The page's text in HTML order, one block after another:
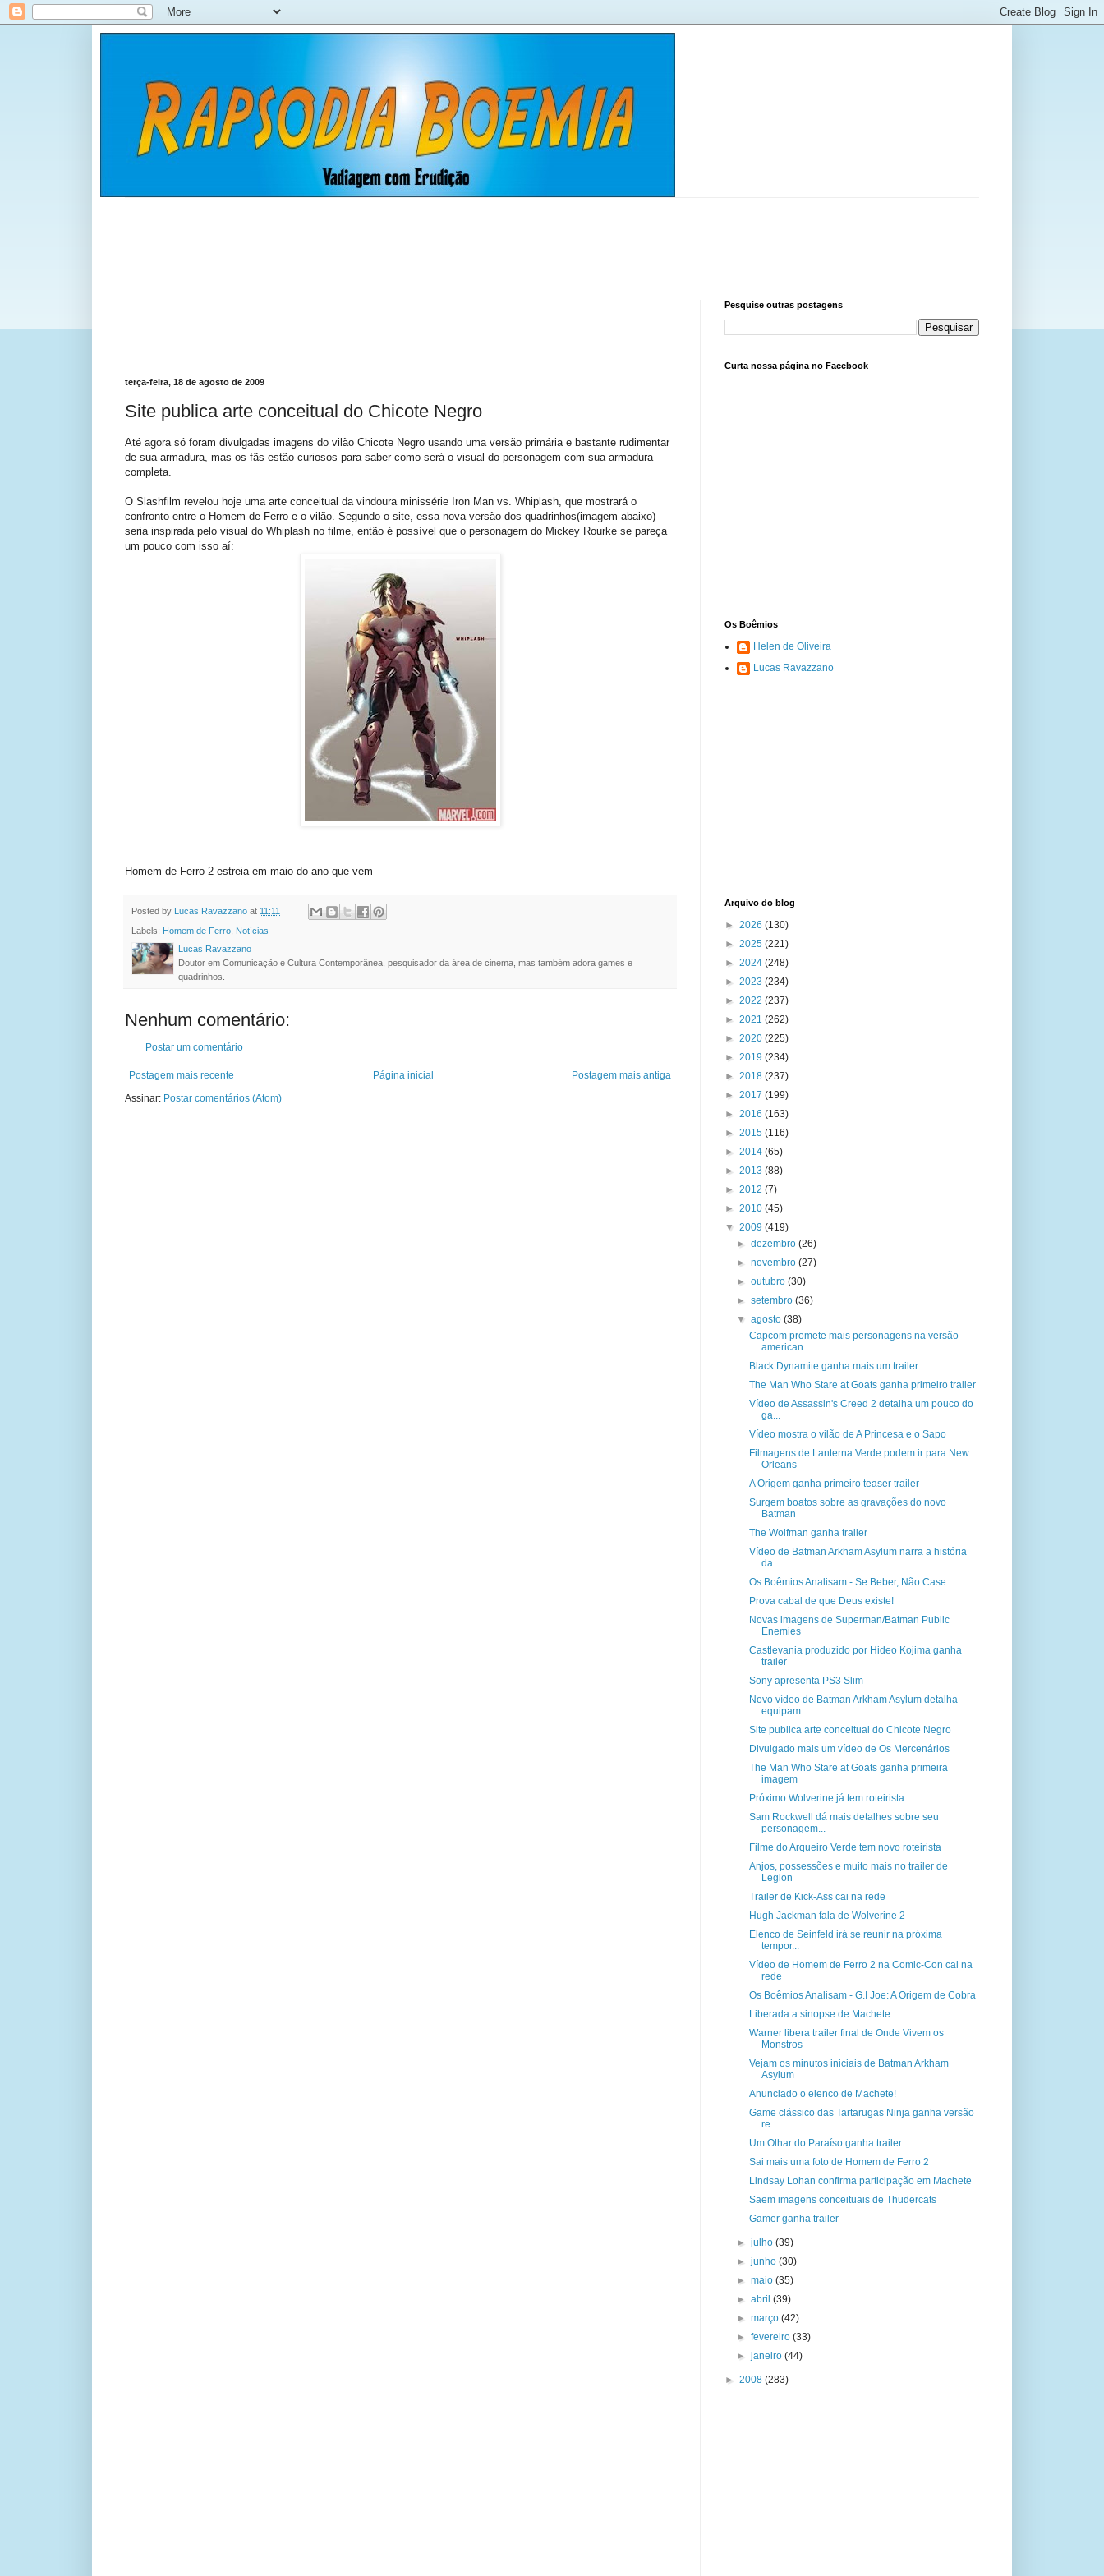
terça-feira, 18 de agosto de 2009
Site publica arte conceitual do Chicote Negro
Até agora só foram divulgadas imagens do vilão Chicote Negro usando uma versão primária e bastante rudimentar
de sua armadura, mas os fãs estão curiosos para saber como será o visual do personagem com sua armadura
completa.
O Slashfilm revelou hoje uma arte conceitual da vindoura minissérie Iron Man vs. Whiplash, que mostrará o
confronto entre o Homem de Ferro e o vilão. Segundo o site, essa nova versão dos quadrinhos(imagem abaixo)
seria inspirada pelo visual do Whiplash no filme, então é possível que o personagem do Mickey Rourke se pareça
um pouco com isso aí:
Homem de Ferro 2 estreia em maio do ano que vem
Posted by Lucas Ravazzano at 11:11
Labels: Homem de Ferro Notícias
Lucas Ravazzano
Doutor em Comunicação e Cultura Contemporânea, pesquisador da área de cinema, mas também adora games e
quadrinhos.
Nenhum comentário:
Postar um comentário
Postagem mais recente Postagem mais antiga
Página inicial
Assinar: Postar comentários (Atom)
Pesquise outras postagens
Curta nossa página no Facebook
Os Boêmios
Helen de Oliveira
Lucas Ravazzano
Arquivo do blog
► 2026 (130)
► 2025 (221)
► 2024 (248)
► 2023 (234)
► 2022 (237)
► 2021 (262)
► 2020 (225)
► 2019 (234)
► 2018 (237)
► 2017 (199)
► 2016 (163)
► 2015 (116)
► 2014 (65)
► 2013 (88)
► 2012 (7)
► 2010 (45)
▼ 2009 (419)
►dezembro(26)
►novembro(27)
►outubro(30)
►setembro(36)
▼agosto(38)
Capcom promete mais personagens na versão
american...
Black Dynamite ganha mais um trailer
The Man Who Stare at Goats ganha primeiro trailer
Vídeo de Assassin's Creed 2 detalha um pouco do
ga...
Vídeo mostra o vilão de A Princesa e o Sapo
Filmagens de Lanterna Verde podem ir para New
Orleans
A Origem ganha primeiro teaser trailer
Surgem boatos sobre as gravações do novo
Batman
The Wolfman ganha trailer
Vídeo de Batman Arkham Asylum narra a história
da ...
Os Boêmios Analisam - Se Beber, Não Case
Prova cabal de que Deus existe!
Novas imagens de Superman/Batman Public
Enemies
Castlevania produzido por Hideo Kojima ganha
trailer
Sony apresenta PS3 Slim
Novo vídeo de Batman Arkham Asylum detalha
equipam...
Site publica arte conceitual do Chicote Negro
Divulgado mais um vídeo de Os Mercenários
The Man Who Stare at Goats ganha primeira
imagem
Próximo Wolverine já tem roteirista
Sam Rockwell dá mais detalhes sobre seu
personagem...
Filme do Arqueiro Verde tem novo roteirista
Anjos, possessões e muito mais no trailer de
Legion
Trailer de Kick-Ass cai na rede
Hugh Jackman fala de Wolverine 2
Elenco de Seinfeld irá se reunir na próxima
tempor...
Vídeo de Homem de Ferro 2 na Comic-Con cai na
rede
Os Boêmios Analisam - G.I Joe: A Origem de Cobra
Liberada a sinopse de Machete
Warner libera trailer final de Onde Vivem os
Monstros
Vejam os minutos iniciais de Batman Arkham
Asylum
Anunciado o elenco de Machete!
Game clássico das Tartarugas Ninja ganha versão
re...
Um Olhar do Paraíso ganha trailer
Sai mais uma foto de Homem de Ferro 2
Lindsay Lohan confirma participação em Machete
Saem imagens conceituais de Thudercats
Gamer ganha trailer
►julho(39)
►junho(30)
►maio(35)
►abril(39)
►março(42)
►fevereiro(33)
►janeiro(44)
► 2008 (283)